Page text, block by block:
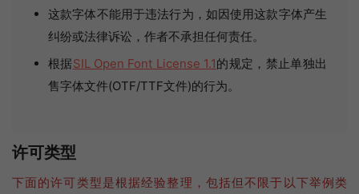
这款字体不能用于违法行为，如因使用这款字体产生
纠纷或法律诉讼，作者不承担任何责任。
根据SIL Open Font License 1.1的规定，禁止单独出
售字体文件(OTF/TTF文件)的行为。
许可类型
下面的许可类型是根据经验整理，包括但不限于以下举例类